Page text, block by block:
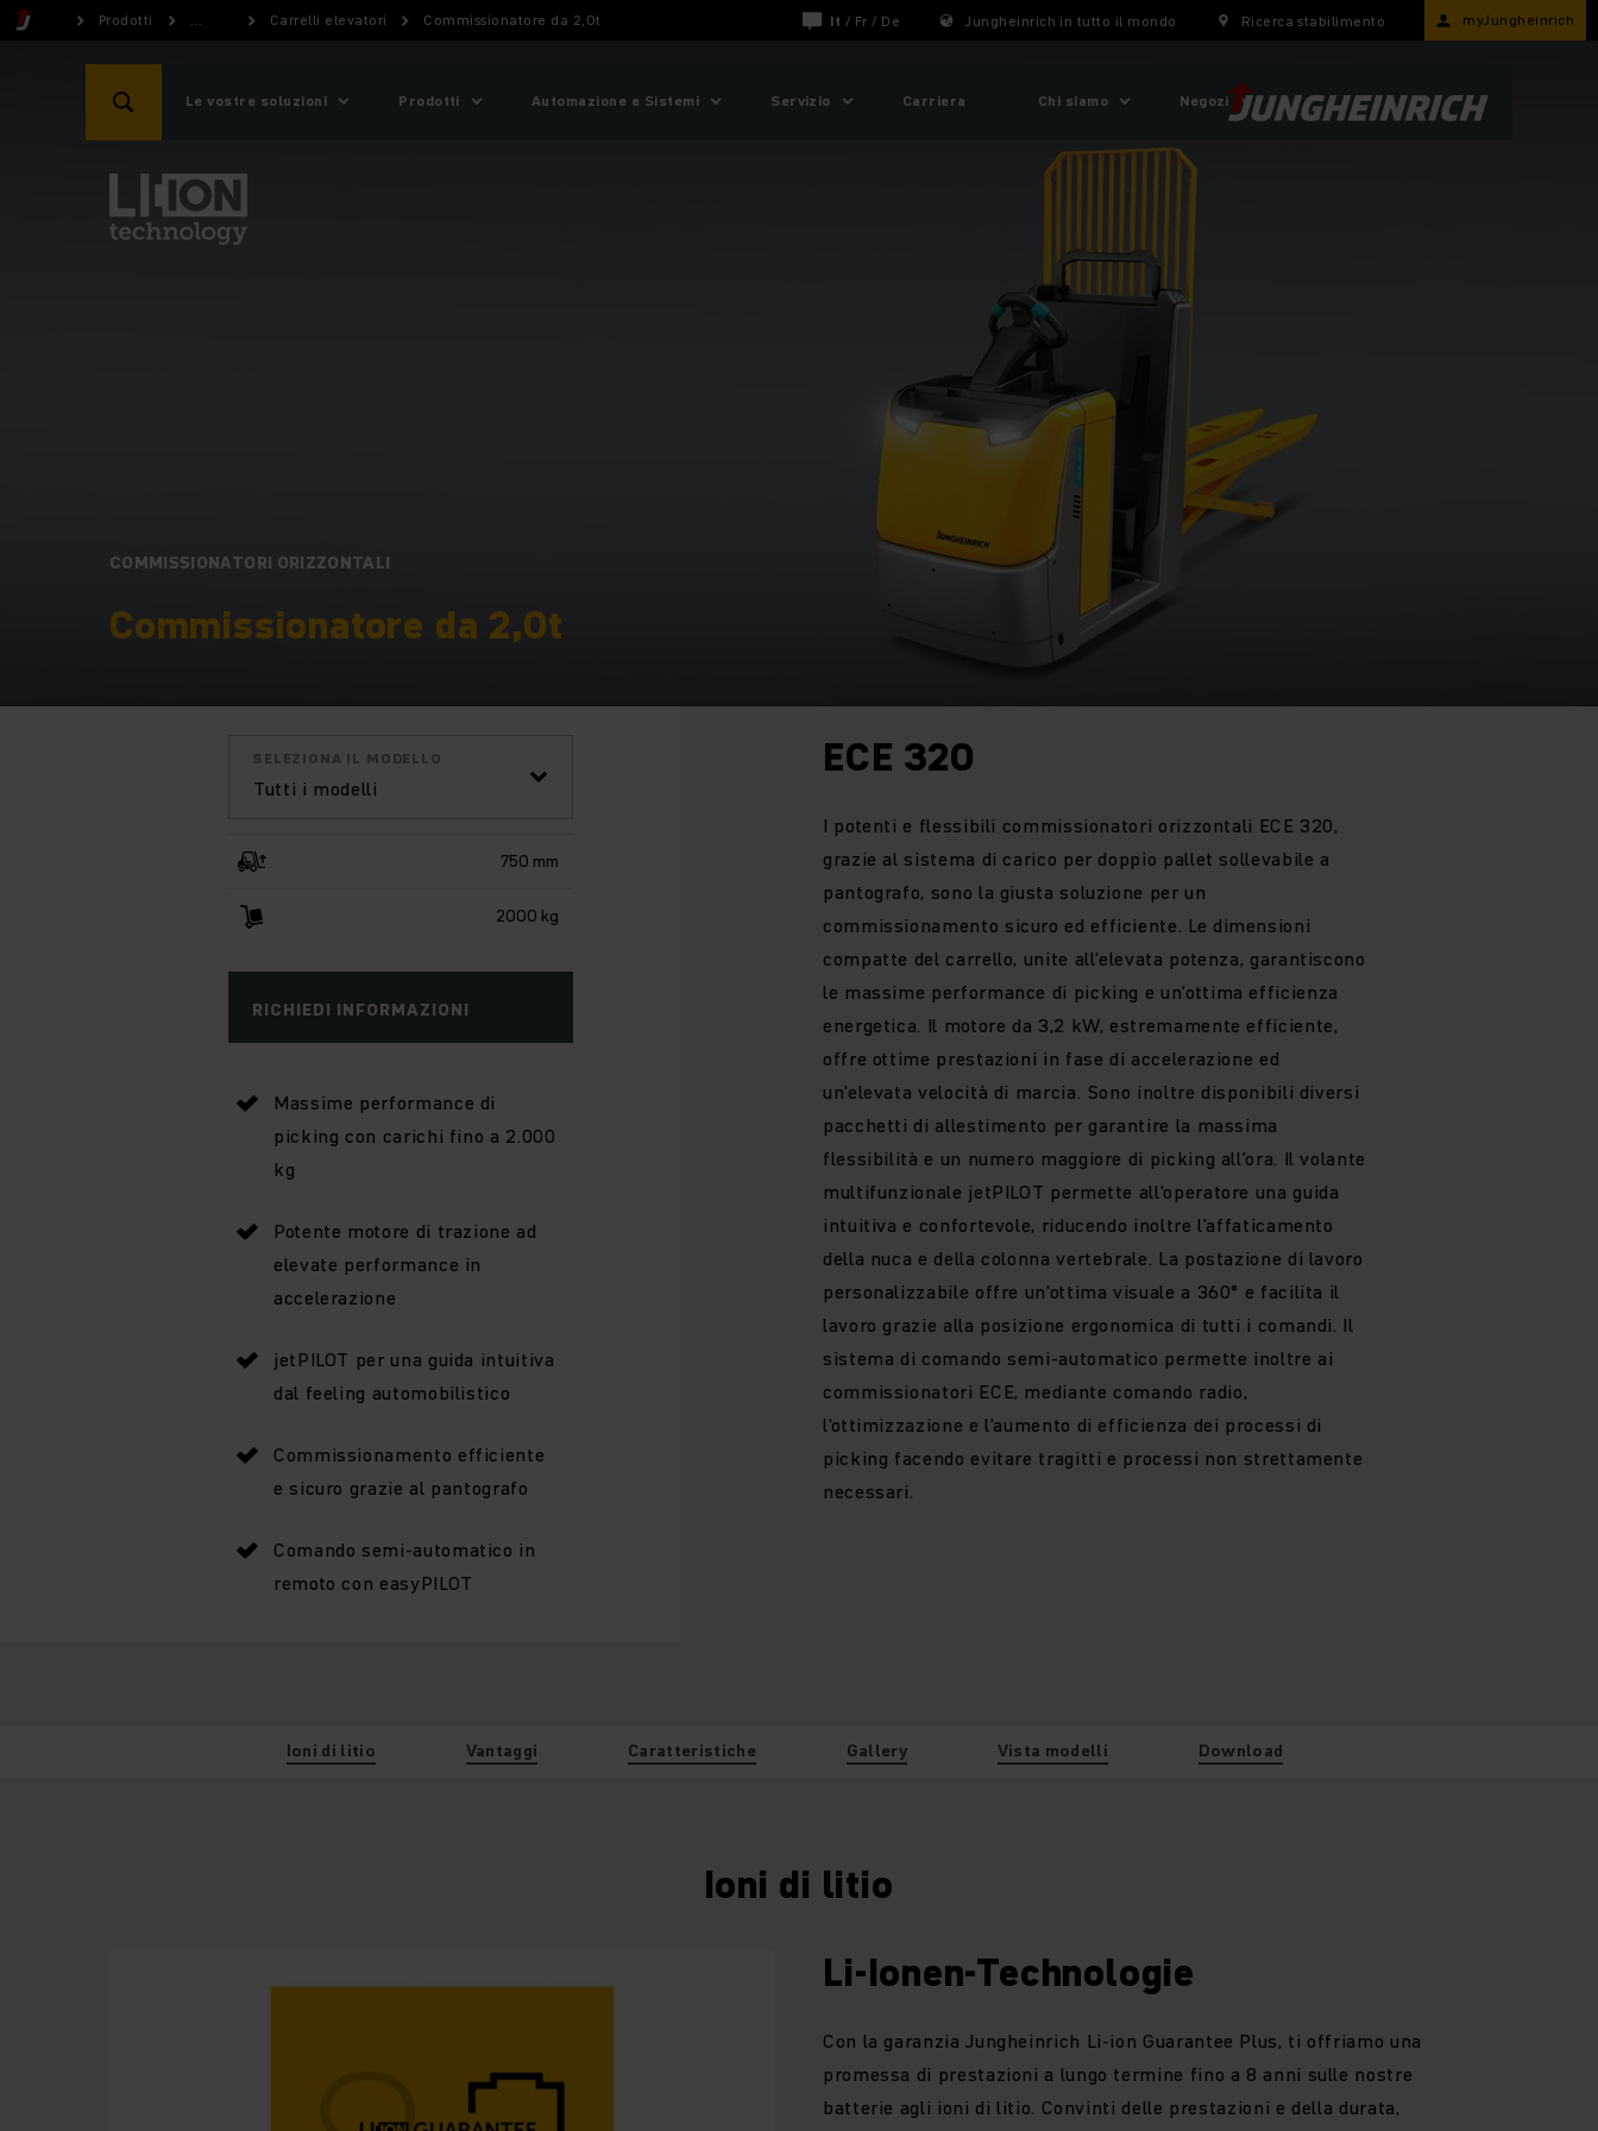
Prodotti ... Carrelli elevatori Commissionatore da 2,0t It / Fr / De Jungheinrich in tutto il mondo Ricerca stabilimento myJungheinrich
Le vostre soluzioni Prodotti Automazione e Sistemi Servizio Carriera Chi siamo Negozi
COMMISSIONATORI ORIZZONTALI
Commissionatore da 2,0t
Tutti i modelli
SELEZIONA IL MODELLO
750 mm
2000 kg
RICHIEDI INFORMAZIONI
Massime performance di
picking con carichi fino a 2.000
kg
Potente motore di trazione ad
elevate performance in
accelerazione
jetPILOT per una guida intuitiva
dal feeling automobilistico
Commissionamento efficiente
e sicuro grazie al pantografo
Comando semi-automatico in
remoto con easyPILOT
ECE 320
I potenti e flessibili commissionatori orizzontali ECE 320,
grazie al sistema di carico per doppio pallet sollevabile a
pantografo, sono la giusta soluzione per un
commissionamento sicuro ed efficiente. Le dimensioni
compatte del carrello, unite all'elevata potenza, garantiscono
le massime performance di picking e un’ottima efficienza
energetica. Il motore da 3,2 kW, estremamente efficiente,
offre ottime prestazioni in fase di accelerazione ed
un'elevata velocità di marcia. Sono inoltre disponibili diversi
pacchetti di allestimento per garantire la massima
flessibilità e un numero maggiore di picking all’ora. Il volante
multifunzionale jetPILOT permette all'operatore una guida
intuitiva e confortevole, riducendo inoltre l'affaticamento
della nuca e della colonna vertebrale. La postazione di lavoro
personalizzabile offre un'ottima visuale a 360° e facilita il
lavoro grazie alla posizione ergonomica di tutti i comandi. Il
sistema di comando semi-automatico permette inoltre ai
commissionatori ECE, mediante comando radio,
l'ottimizzazione e l'aumento di efficienza dei processi di
picking facendo evitare tragitti e processi non strettamente
necessari.
Ioni di litio Vantaggi Caratteristiche Gallery Vista modelli Download
Ioni di litio
Li-Ionen-Technologie
Con la garanzia Jungheinrich Li-ion Guarantee Plus, ti offriamo una
promessa di prestazioni a lungo termine fino a 8 anni sulle nostre
batterie agli ioni di litio. Convinti delle prestazioni e della durata,